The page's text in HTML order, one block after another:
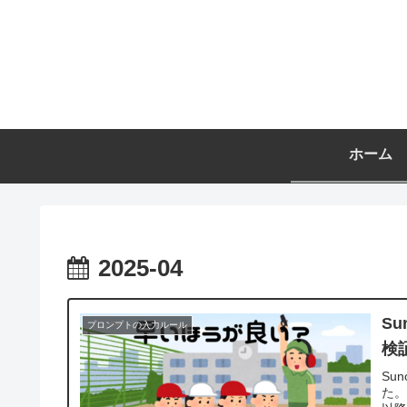
ホーム
2025-04
プロンプトの入力ルール
検
た